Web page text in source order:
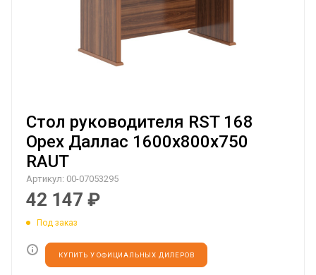
Стол руководителя RST 168
Орех Даллас 1600х800х750
RAUT
Артикул: 00-07053295
42 147 ₽
Под заказ
КУПИТЬ У ОФИЦИАЛЬНЫХ ДИЛЕРОВ